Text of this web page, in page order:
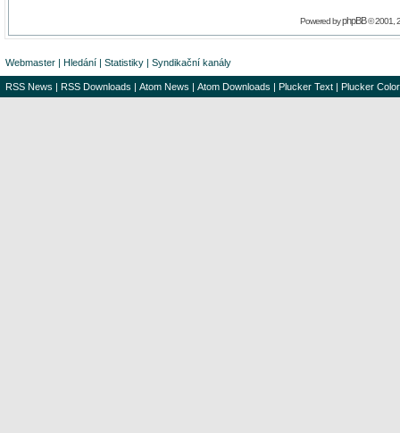
Powered byphpBB© 2001,
Webmaster | Hledání | Statistiky | Syndikační kanály
RSS News | RSS Downloads | Atom News | Atom Downloads | Plucker Text | Plucker Color